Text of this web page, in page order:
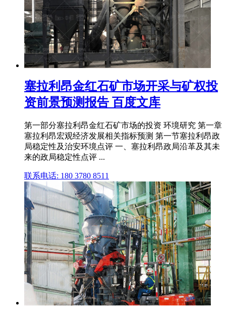
塞拉利昂金红石矿市场开采与矿权投
资前景预测报告 百度文库
第一部分塞拉利昂金红石矿市场的投资 环境研究 第一章
塞拉利昂宏观经济发展相关指标预测 第一节塞拉利昂政
局稳定性及治安环境点评 一、塞拉利昂政局沿革及其未
来的政局稳定性点评 ...
联系电话: 180 3780 8511